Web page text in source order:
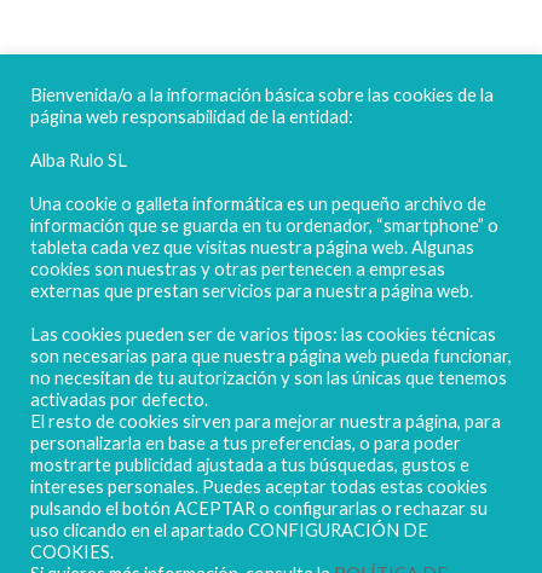
FELICES FIESTAS
POLIGONO CAMPORROSO P-D, Nº4
02520 - CHINCHILLA DE MONTEARAGÓN
(ALBACETE) Spain
Tel. + 34 967 218 812 - info@abr.com.es
Bienvenida/o a la información básica sobre las cookies de la
página web responsabilidad de la entidad:
Alba Rulo SL
Una cookie o galleta informática es un pequeño archivo de
información que se guarda en tu ordenador, “smartphone” o
tableta cada vez que visitas nuestra página web. Algunas
cookies son nuestras y otras pertenecen a empresas
externas que prestan servicios para nuestra página web.
Las cookies pueden ser de varios tipos: las cookies técnicas
son necesarias para que nuestra página web pueda funcionar,
no necesitan de tu autorización y son las únicas que tenemos
activadas por defecto.
El resto de cookies sirven para mejorar nuestra página, para
personalizarla en base a tus preferencias, o para poder
mostrarte publicidad ajustada a tus búsquedas, gustos e
intereses personales. Puedes aceptar todas estas cookies
pulsando el botón ACEPTAR o configurarlas o rechazar su
uso clicando en el apartado CONFIGURACIÓN DE
COOKIES.